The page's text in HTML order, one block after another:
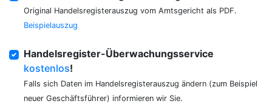
Original Handelsregisterauszug vom Amtsgericht als PDF.
Beispielauszug
Handelsregister-Überwachungsservice
kostenlos!
Falls sich Daten im Handelsregisterauszug ändern (zum Beispiel
neuer Geschäftsführer) informieren wir Sie.